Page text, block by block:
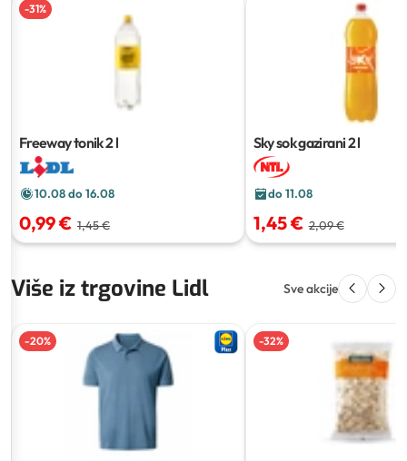
-31%
Freeway tonik2 l
10.08 do 16.08
0,99 € 1,45 €
Sky sok gazirani2 l
do 11.08
1,45 € 2,09 €
Više iz trgovine Lidl Sve akcije
-20% -32%